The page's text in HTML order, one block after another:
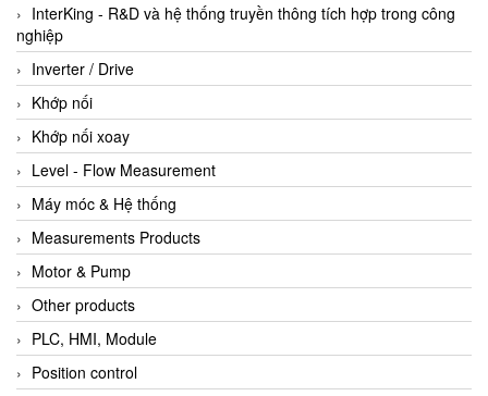
InterKing - R&D và hệ thống truyền thông tích hợp trong công
nghiệp
Inverter / Drive
Khớp nối
Khớp nối xoay
Level - Flow Measurement
Máy móc & Hệ thống
Measurements Products
Motor & Pump
Other products
PLC, HMI, Module
Position control